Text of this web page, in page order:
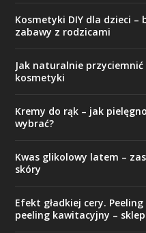
Kosmetyki DIY dla dzieci –
zabawy z rodzicami
Jak naturalnie
kosmetyki
Kremy do rąk – jak
wybrać?
Kwas glikolowy latem –
skóry
Efekt gładkiej cery.
peeling kawitacyjny – sklep